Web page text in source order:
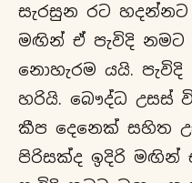
සැරසුන රට
මඟින් ඒ පැවිදි
නොහැරම යයි.
හරියි. බෞද්ධ උසස්
කීප දෙනෙක් සහිත
පිරිසක්ද ඉදිරි මඟින්